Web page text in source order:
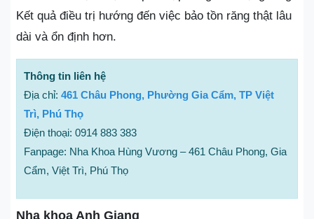
Kết quả điều trị hướng đến việc bảo tồn răng thật lâu
dài và ổn định hơn.
Thông tin liên hệ
Địa chỉ: 461 Châu Phong, Phường Gia Cẩm, TP Việt
Trì, Phú Thọ
Điện thoại: 0914 883 383
Fanpage: Nha Khoa Hùng Vương – 461 Châu Phong, Gia
Cẩm, Việt Trì, Phú Thọ
Nha khoa Anh Giang